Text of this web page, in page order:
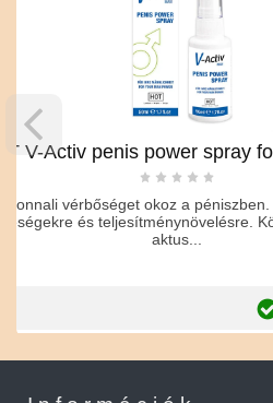
power spray for men 50 ml
okoz a péniszben. Merevedési
Közvetlenül a nemi
5 490 Ft